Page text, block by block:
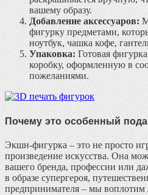
вашему образу.
Добавление аксессуаров:
фигурку предметами,
ноутбук, чашка кофе,
Упаковка:Готовая
коробку, оформленную в
пожеланиями.
Почему это особенный
Экшн-фигурка – это не просто
произведение искусства. Она
вашего бренда, профессии или
в образе супергероя,
предпринимателя – мы